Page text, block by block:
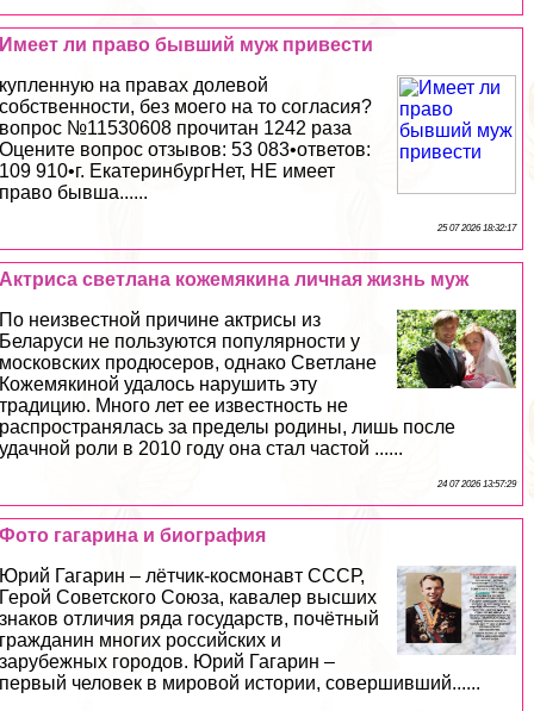
Имеет ли право бывший муж привести
купленную на правах долевой
собственности, без моего на то согласия?
вопрос №11530608 прочитан 1242 разa
Оцените вопрос отзывов: 53 083•ответов:
109 910•г. ЕкатеринбургНет, НЕ имеет
право бывша......
25 07 2026 18:32:17
Актриса светлана кожемякина личная жизнь муж
По неизвестной причине актрисы из
Беларуси не пользуются популярности у
московских продюсеров, однако Светлане
Кожемякиной удалось нарушить эту
традицию. Много лет ее известность не
распространялась за пределы родины, лишь после
удачной роли в 2010 году она стал частой ......
24 07 2026 13:57:29
Фото гагарина и биография
Юрий Гагарин – лётчик-космонавт СССР,
Герой Советского Союза, кавалер высших
знаков отличия ряда государств, почётный
гражданин многих российских и
зарубежных городов. Юрий Гагарин –
первый человек в мировой истории, совершивший......